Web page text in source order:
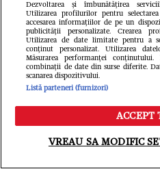
și mi-am
boala”/ EXCLUSIV
Meniu Caută
Dezvoltarea și îmbunătățirea
Utilizarea profilurilor pentru
accesarea informațiilor de pe un
publicității personalizate. Crearea
Utilizarea de date limitate pentru a
conținut personalizat. Utilizarea
Măsurarea performanței
combinații de date din surse diferite.
scanarea dispozitivului.
Listă parteneri (furnizori)
ACCEPT
VREAU SA MODIFIC